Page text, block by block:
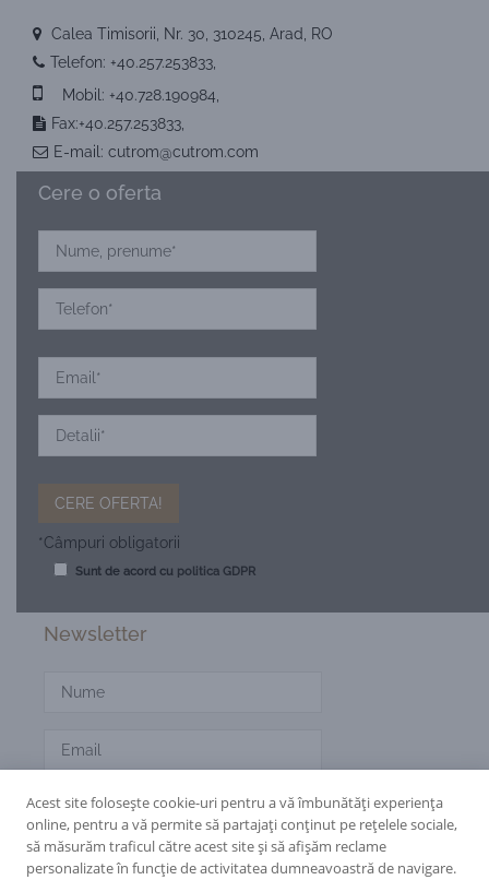
Calea Timisorii, Nr. 30, 310245, Arad, RO
Telefon: +40.257.253833
Mobil: +40.728.190984
Fax:+40.257.253833,
E-mail: cutrom@cutrom.com
Cere o oferta
*Câmpuri obligatorii
Sunt de acord cu politica GDPR
Newsletter
CItește politica de confidențialitateaici.
Acest site folosește cookie-uri pentru a vă îmbunătăți experiența
online, pentru a vă permite să partajați conținut pe rețelele sociale,
să măsurăm traficul către acest site și să afișăm reclame
personalizate în funcție de activitatea dumneavoastră de navigare.